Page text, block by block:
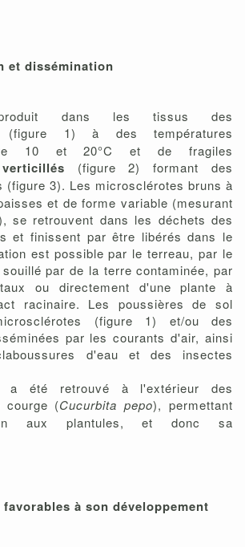
et dissémination
dans les tissusdes
(figure 1)à des températures
10 et 20°Cet de fragiles
verticillés (figure 2) formant des
(figure 3). Les microsclérotes bruns à
et de forme variable (mesurant
se retrouvent dans les déchets des
et finissent par être libérés dans le
est possible par le terreau, par le
par de la terre contaminée, par
ou directement d'une plante à
racinaire. Les poussières de sol
(figure 1) et/ou des
par les courants d'air, ainsi
d'eau et des insectes
a été retrouvé à l'extérieur des
courge (Cucurbita pepo), permettant
aux plantules, et donc sa
à son développement